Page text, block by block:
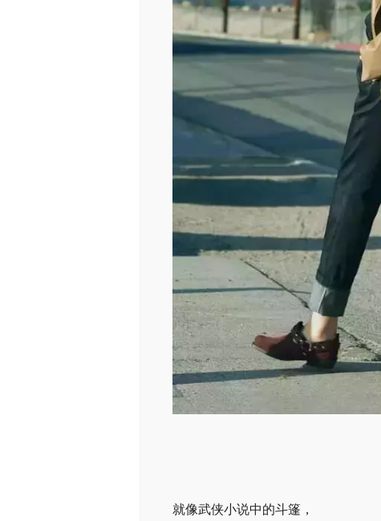
就像武侠小说中的斗篷，